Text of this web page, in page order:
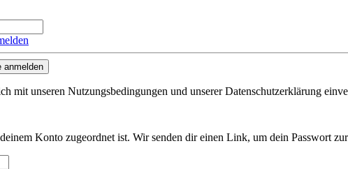
anmelden
mit unseren Nutzungsbedingungen und unserer Datenschutzerklärung
Konto zugeordnet ist. Wir senden dir einen Link, um dein Passwort